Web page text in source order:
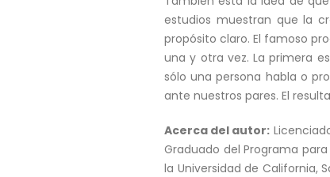
estudios muestran que la
propósito claro. El famoso
una y otra vez. La primera
sólo una persona habla o
ante nuestros pares. El
Acerca del autor:
Graduado del Programa
la Universidad de California,